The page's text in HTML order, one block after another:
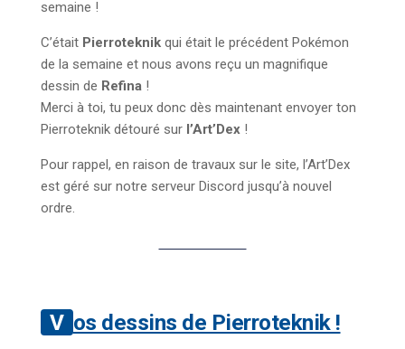
semaine !
C’était Pierroteknik qui était le précédent Pokémon
de la semaine et nous avons reçu un magnifique
dessin de Refina !
Merci à toi, tu peux donc dès maintenant envoyer ton
Pierroteknik détouré sur l’Art’Dex !
Pour rappel, en raison de travaux sur le site, l’Art’Dex
est géré sur notre serveur Discord jusqu’à nouvel
ordre.
Vos dessins de Pierroteknik !